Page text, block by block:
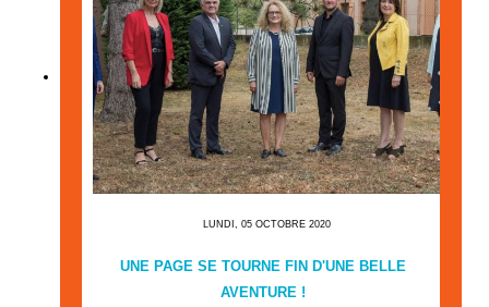
LUNDI, 05 OCTOBRE 2020
UNE PAGE SE TOURNE FIN D'UNE BELLE
AVENTURE !